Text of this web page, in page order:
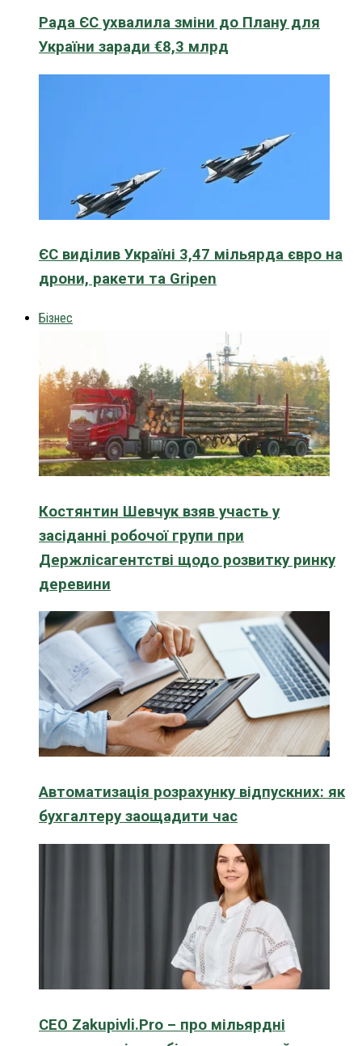
Рада ЄС ухвалила зміни до Плану для
України заради €8,3 млрд
ЄС виділив Україні 3,47 мільярда євро на
дрони, ракети та Gripen
Бізнес
Костянтин Шевчук взяв участь у
засіданні робочої групи при
Держлісагентстві щодо розвитку ринку
деревини
Автоматизація розрахунку відпускних: як
бухгалтеру заощадити час
CEO Zakupivli.Pro – про мільярдні